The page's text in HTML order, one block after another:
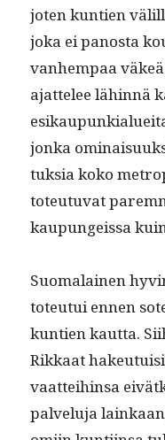
joten kun­tien
joka ei panos­ta
van­hempaa
ajat­telee lähin­nä
jon­ka
tuk­sia koko
toteu­tu­vat
kaupungeis­sa
Suo­ma­lainen
toteu­tui ennen
kun­tien kaut­ta.
Rikkaat
vaat­tei­hin­sa
palvelu­ja